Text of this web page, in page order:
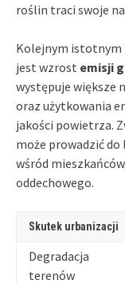
roślin traci swoje
Kolejnym istotnym
jest wzrost emisji
występuje większe
oraz użytkowania
jakości powietrza.
może prowadzić
wśród
oddechowego.
Skutek urbanizacji
Degradacja
terenów